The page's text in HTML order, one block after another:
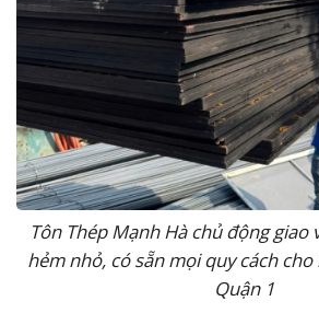
Tôn Thép Mạnh Hà chủ động giao
hẻm nhỏ, có sẵn mọi quy cách
Quận 1